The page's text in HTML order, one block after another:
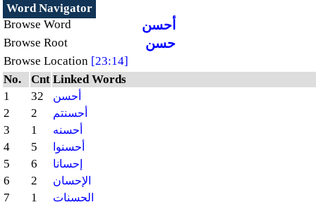
Word Navigator
Browse Word
أحسن
Browse Root حسن
Browse Location [23:14]
No.
Cnt Linked Words
1
32 أحسن
2 2 أحسنتم
3 1 أحسنه
4 5 أحسنوا
5 6 إحسانا
6 2 الإحسان
7 1 الحسنات